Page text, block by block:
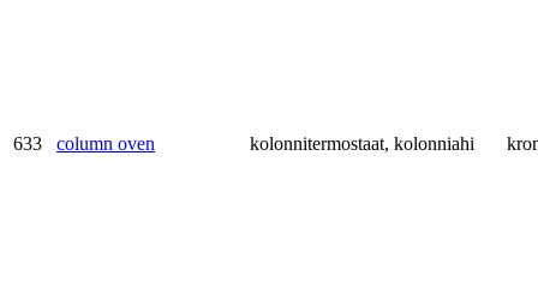
633 column oven kolonnitermostaat, kolonniahi